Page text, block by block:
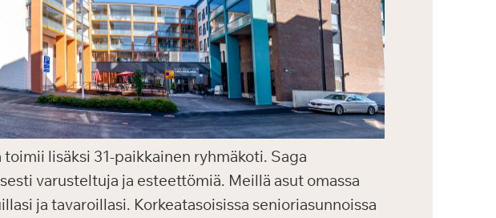
lisäksi 31-paikkainen ryhmäkoti. Saga
varusteltuja ja esteettömiä. Meillä asut omassa
ja tavaroillasi. Korkeatasoisissa senioriasunnoissa